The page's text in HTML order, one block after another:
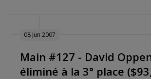
08 Jun 2007
Main #127 - David
éliminé à la 3° place